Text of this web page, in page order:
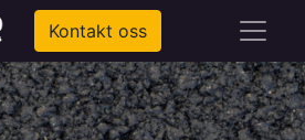
Kontakt oss